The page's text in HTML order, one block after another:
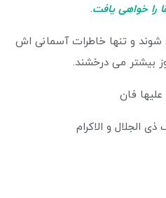
را خواهی یافت.
و تنها خاطرات آسمانی اش
بیشتر می درخشند.
فان
الجلال و الاکرام